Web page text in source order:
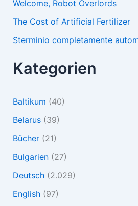
Welcome, Robot Overlords
The Cost of Artificial Fertilizer
Sterminio completamente
Kategorien
Baltikum (40)
Belarus(39)
Bücher(21)
Bulgarien(27)
Deutsch(2.029)
English(97)